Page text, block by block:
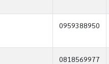
0959388950
0818569977